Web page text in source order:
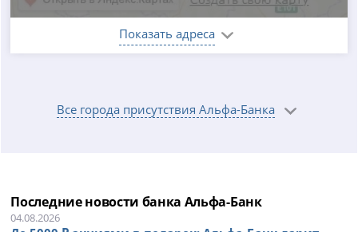
Показать адреса
Все города присутствия Альфа-Банка
Последние новости банка Альфа-Банк
04.08.2026